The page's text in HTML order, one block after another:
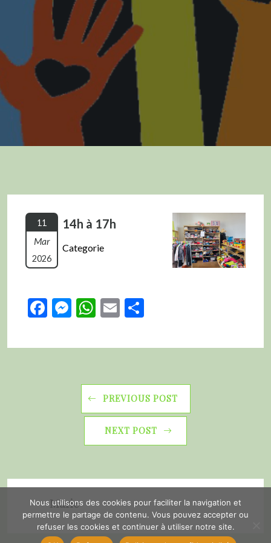
11
Mar
2026
14h à 17h
Categorie
Facebook
Messenger
WhatsApp
Email
PREVIOUS POST
NEXT POST
Marie
Nous utilisons des cookies pour faciliter la navigation et
permettre le partage de contenu. Vous pouvez accepter ou
refuser les cookies et continuer à utiliser notre site.